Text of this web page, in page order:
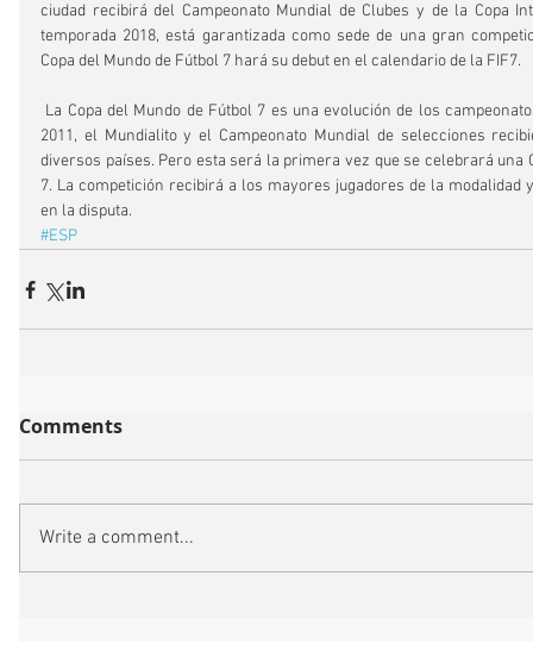
ciudad recibirá del Campeonato Mundial de Clubes y de la Copa
temporada 2018, está garantizada como sede de una gran
Copa del Mundo de Fútbol 7 hará su debut en el calendario de la FIF7.
2011, el Mundialito y el Campeonato Mundial de selecciones
diversos países. Pero esta será la primera vez que se celebrará una
7. La competición recibirá a los mayores jugadores de la modalidad
en la disputa.
#ESP
Comments
Write a comment...